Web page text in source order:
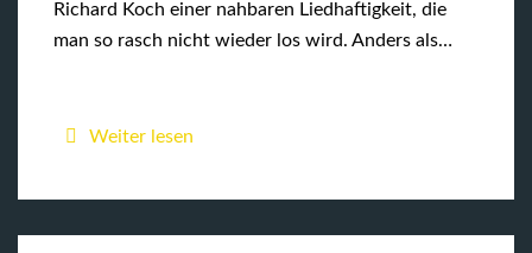
Richard Koch einer nahbaren Liedhaftigkeit, die
man so rasch nicht wieder los wird. Anders als…
Weiter lesen